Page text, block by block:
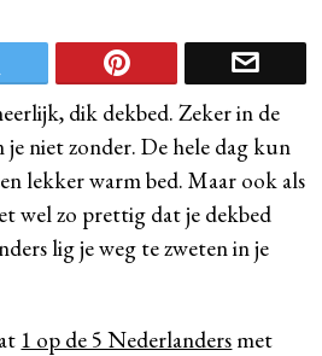
dik dekbed. Zeker in de
niet zonder. De hele dag kun
lekker warm bed. Maar ook als
wel zo prettig dat je dekbed
lig je weg te zweten in je
1 op de 5 Nederlanders met